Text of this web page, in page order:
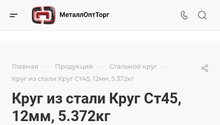
Главная — Продукция — Стальной круг —
Круг из стали Круг Ст45, 12мм, 5.372кг
Круг из стали Круг Ст45,
12мм, 5.372кг